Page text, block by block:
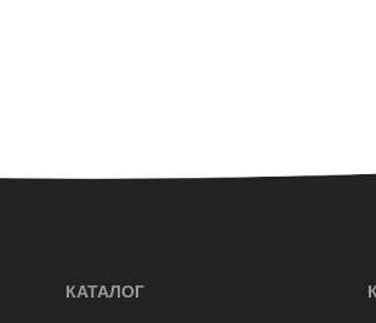
КАТАЛОГ